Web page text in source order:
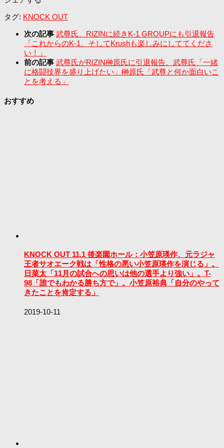
タグ: KNOCK OUT
次の記事 武尊氏、RIZINに続きK-1 GROUPにも引退報告
「これからのK-1、そしてKrushも楽しみにしててくださ
い！」
前の記事 武尊氏がRIZIN榊原氏に引退報告。武尊氏「一緒
に格闘技界を盛り上げたい」榊原氏「武尊と何か面白いこ
とを考える」
おすすめ
KNOCK OUT 11.1 後楽園ホール：小笠原瑛作、元ラジャ
王者サオエーク戦は「性格の悪い小笠原瑛作を演じる」。
日菜太「11月の試合への思いは他の選手より強い」。T-
98「誰でもわかる勝ち方で」。小笠原裕典「自分のやって
きたことを肯定する」
2019-10-11